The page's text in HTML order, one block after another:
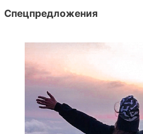
Спецпредложения